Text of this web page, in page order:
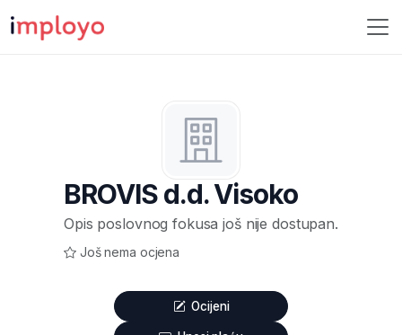
BROVIS d.d. Visoko
Opis poslovnog fokusa još nije dostupan.
Još nema ocjena
Ocijeni